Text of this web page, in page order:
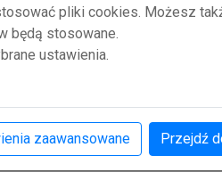
pliki cookies. Możesz
będą stosowane.
ustawienia.
zaawansowane Przejdź